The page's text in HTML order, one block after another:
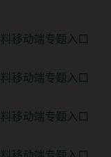
移动端专题入口
移动端专题入口
移动端专题入口